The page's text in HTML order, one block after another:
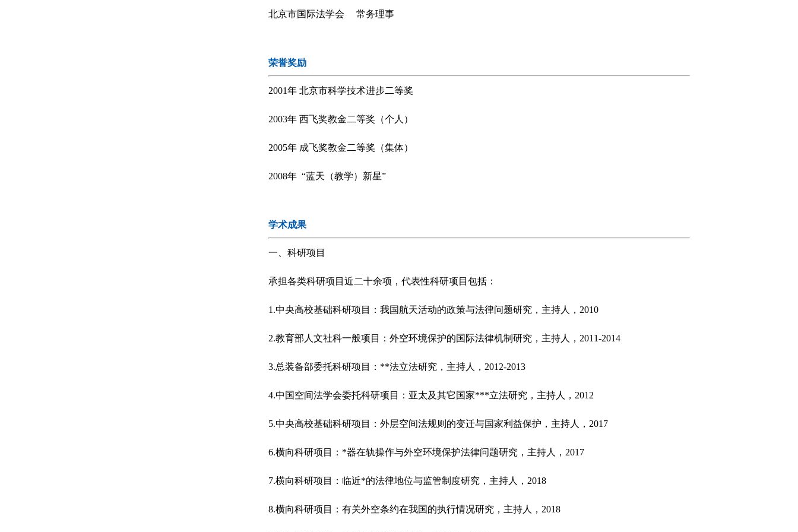
北京市国际法学会 常务理事
荣誉奖励
2001年 北京市科学技术进步二等奖
2003年 西飞奖教金二等奖（个人）
2005年 成飞奖教金二等奖（集体）
2008年 “蓝天（教学）新星”
学术成果
一、科研项目
承担各类科研项目近二十余项，代表性科研项目包括：
1.中央高校基础科研项目：我国航天活动的政策与法律问题研究，主持人，2010
2.教育部人文社科一般项目：外空环境保护的国际法律机制研究，主持人，2011-2014
3.总装备部委托科研项目：**法立法研究，主持人，2012-2013
4.中国空间法学会委托科研项目：亚太及其它国家***立法研究，主持人，2012
5.中央高校基础科研项目：外层空间法规则的变迁与国家利益保护，主持人，2017
6.横向科研项目：*器在轨操作与外空环境保护法律问题研究，主持人，2017
7.横向科研项目：临近*的法律地位与监管制度研究，主持人，2018
8.横向科研项目：有关外空条约在我国的执行情况研究，主持人，2018